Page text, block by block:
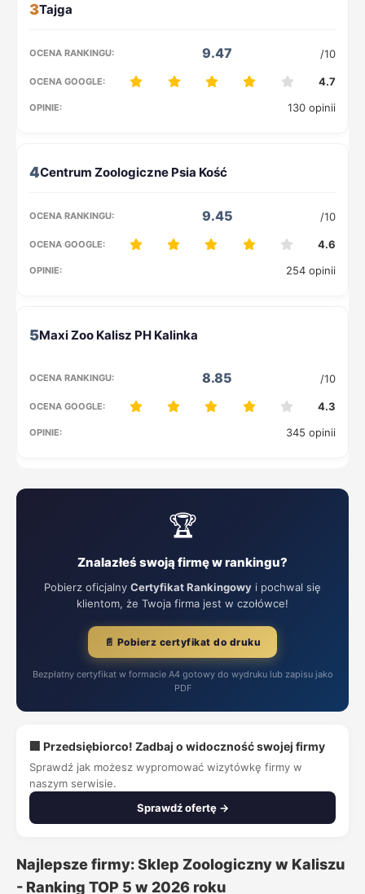
3
9.47 /10
4.7
130 opinii
4
9.45 /10
4.6
254 opinii
5
8.85 /10
4.3
345 opinii
🏆
Znalazłeś swoją firmę w rankingu?
Pobierz oficjalny Certyfikat Rankingowy i pochwal się
klientom, że Twoja firma jest w czołówce!
📄 Pobierz certyfikat do druku
Bezpłatny certyfikat w formacie A4 gotowy do wydruku lub zapisu jako
PDF
🏢 Przedsiębiorco! Zadbaj o widoczność swojej firmy
Sprawdź jak możesz wypromować wizytówkę firmy w
naszym serwisie.
Sprawdź ofertę →
Najlepsze firmy: Sklep Zoologiczny w Kaliszu
- Ranking TOP 5 w 2026 roku